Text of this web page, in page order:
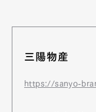
三陽物産
https://sanyo-